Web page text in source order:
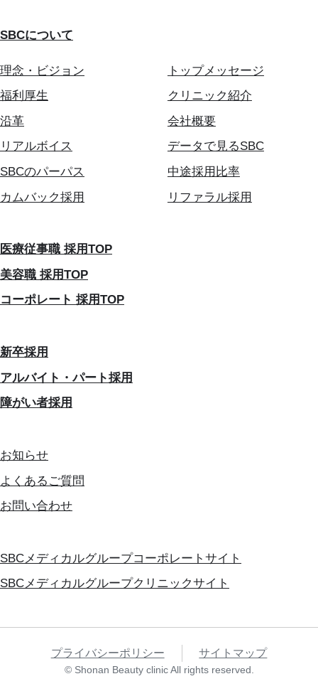
SBCについて
理念・ビジョン
トップメッセージ
福利厚生
クリニック紹介
沿革
会社概要
リアルボイス
データで見るSBC
SBCのパーパス
中途採用比率
カムバック採用
リファラル採用
医療従事職 採用TOP
美容職 採用TOP
コーポレート 採用TOP
新卒採用
アルバイト・パート採用
障がい者採用
お知らせ
よくあるご質問
お問い合わせ
SBCメディカルグループコーポレートサイト
SBCメディカルグループクリニックサイト
プライバシーポリシー サイトマップ
© Shonan Beauty clinic All rights reserved.